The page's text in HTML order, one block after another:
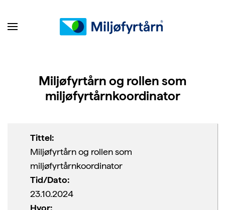
Miljøfyrtårn og rollen som
miljøfyrtårnkoordinator
Tittel:
Miljøfyrtårn og rollen som
miljøfyrtårnkoordinator
Tid/Dato:
23.10.2024
Hvor: